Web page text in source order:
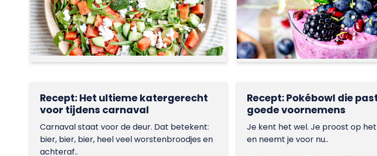
Recept: Het ultieme katergerecht
voor tijdens carnaval
Carnaval staat voor de deur. Dat betekent:
bier, bier, bier, heel veel worstenbroodjes en
achteraf..
Recept: Pokébowl die
goede voornemens
Je kent het wel. Je proost op
en neemt je voor nu..